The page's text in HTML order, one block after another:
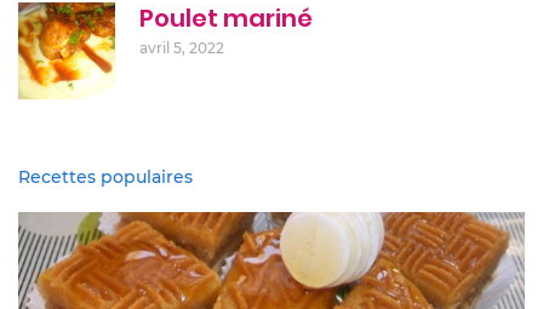
Poulet mariné
avril 5, 2022
Recettes populaires